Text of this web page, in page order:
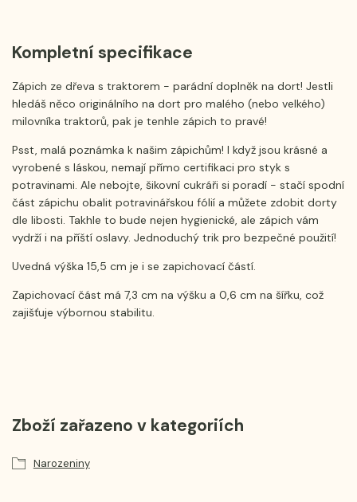
Kompletní specifikace
Zápich ze dřeva s traktorem - parádní doplněk na dort! Jestli
hledáš něco originálního na dort pro malého (nebo velkého)
milovníka traktorů, pak je tenhle zápich to pravé!
Psst, malá poznámka k našim zápichům! I když jsou krásné a
vyrobené s láskou, nemají přímo certifikaci pro styk s
potravinami. Ale nebojte, šikovní cukráři si poradí - stačí spodní
část zápichu obalit potravinářskou fólií a můžete zdobit dorty
dle libosti. Takhle to bude nejen hygienické, ale zápich vám
vydrží i na příští oslavy. Jednoduchý trik pro bezpečné použití!
Uvedná výška 15,5 cm je i se zapichovací částí.
Zapichovací část má 7,3 cm na výšku a 0,6 cm na šířku, což
zajišťuje výbornou stabilitu.
Zboží zařazeno v kategoriích
Narozeniny